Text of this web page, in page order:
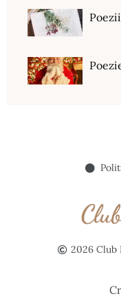
2026 Club